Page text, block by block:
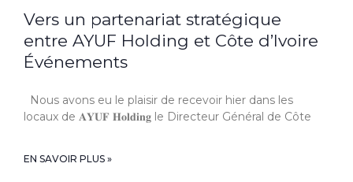
Vers un partenariat stratégique
entre AYUF Holding et Côte d’Ivoire
Événements
Nous avons eu le plaisir de recevoir hier dans les
locaux de 𝐀𝐘𝐔𝐅 𝐇𝐨𝐥𝐝𝐢𝐧𝐠 le Directeur Général de Côte
EN SAVOIR PLUS »